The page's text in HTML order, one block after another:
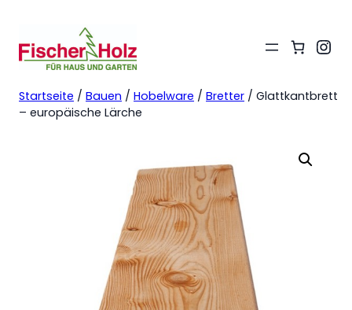
Startseite / Bauen / Hobelware / Bretter / Glattkantbrett
– europäische Lärche